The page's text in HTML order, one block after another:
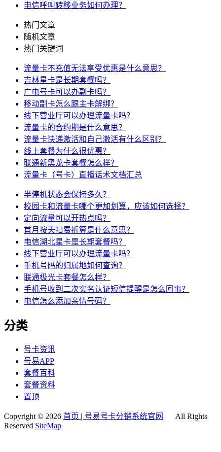
电信呼叫转移业务如何办理？
热门文章
随机文章
热门关键词
流量卡不充值无法享受优惠是什么意思？
吉林星卡是长期套餐吗？
广电号卡可以办副卡吗？
移动副卡怎么跟主卡解绑？
线下营业厅可以办理流量卡吗？
流量卡的合约期是什么意思？
流量卡快递激活和自己激活有什么区别？
线上套餐为什么很优惠？
联通新黑龙卡套餐怎么样？
流量卡（号卡）直播话术文档汇总
半停机状态会保持多久？
校园卡和流量卡哪个更加划算，应该如何选择？
定向流量可以开热点吗？
首月按天扣费折算是什么意思？
电信湖北星卡是长期套餐吗？
线下营业厅可以办理流量卡吗？
手机号码的归属地如何查询？
联通极光卡套餐怎么样？
手机号收到二次实名认证短信提醒是怎么回事？
电信怎么添加亲情号码？
分类
号卡资讯
号易APP
套餐百科
套餐资料
置顶
Copyright © 2026 首页 | 号易号卡分销系统官网
All Rights
Reserved SiteMap